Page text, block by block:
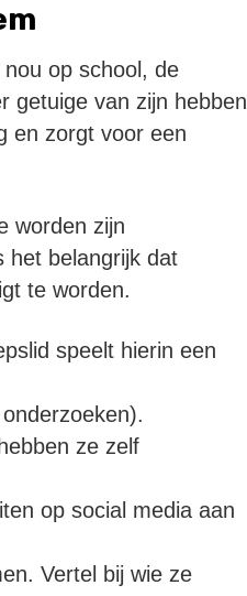
op school, de
getuige van zijn hebben
en zorgt voor een
worden zijn
het belangrijk dat
te worden.
speelt hierin een
ze zelf
op social media aan
Vertel bij wie ze